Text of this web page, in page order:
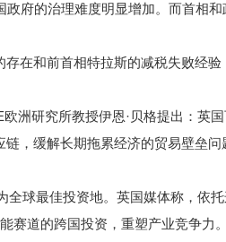
府的治理难度明显增加。而首相和
在和前首相特拉斯的减税失败经验
研究所教授伊恩·贝格提出：英
，缓解长期拖累经济的贸易壁垒问
球最佳投资地。英国媒体称，依托
赛道的跨国投资，重塑产业竞争力。